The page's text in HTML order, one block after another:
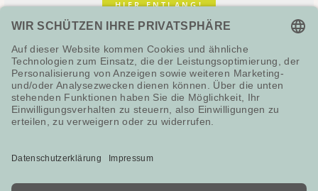
HIER ENTLANG!
NEWSLETTER
HILFE & SERVICE